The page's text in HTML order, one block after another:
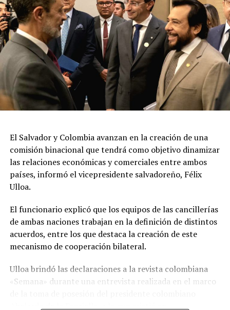
El Salvador y Colombia avanzan en la creación de una
comisión binacional que tendrá como objetivo dinamizar
las relaciones económicas y comerciales entre ambos
países, informó el vicepresidente salvadoreño, Félix
Ulloa.
El funcionario explicó que los equipos de las cancillerías
de ambas naciones trabajan en la definición de distintos
acuerdos, entre los que destaca la creación de este
mecanismo de cooperación bilateral.
Ulloa brindó las declaraciones a la revista colombiana
«Semana» durante una entrevista realizada en el marco